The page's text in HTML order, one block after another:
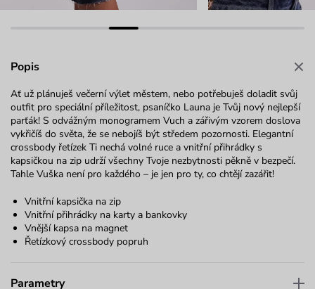
Popis
Ať už plánuješ večerní výlet městem, nebo potřebuješ doladit svůj
outfit pro speciální příležitost, psaníčko Launa je Tvůj nový nejlepší
parťák! S odvážným monogramem Vuch a zářivým vzorem doslova
vykřičíš do světa, že se nebojíš být středem pozornosti. Elegantní
crossbody řetízek Ti nechá volné ruce a vnitřní přihrádky s
kapsičkou na zip udrží všechny Tvoje nezbytnosti pěkně v bezpečí.
Tahle Vuška není pro každého – je jen pro ty, co chtějí zazářit!
Vnitřní kapsička na zip
Vnitřní přihrádky na karty a bankovky
Vnější kapsa na magnet
Řetízkový crossbody popruh
Parametry